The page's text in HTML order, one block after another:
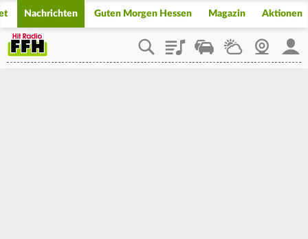
Nachrichten Guten Morgen Hessen Magazin Aktionen
PlaylistStaupilotWetterWebcam